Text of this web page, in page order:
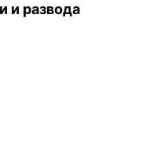
и развода